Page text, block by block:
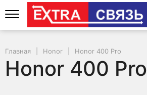
Главная Honor Honor 400 Pro
Honor 400 Pro